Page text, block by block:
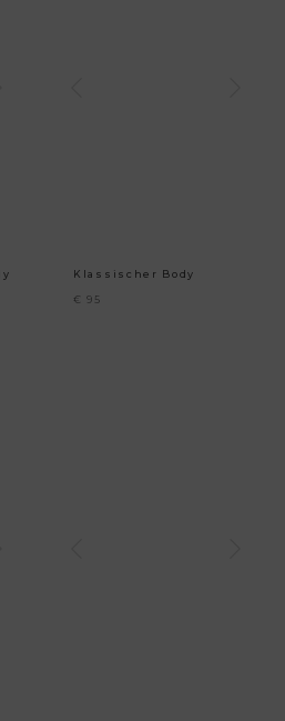
Klassischer Body
€ 95